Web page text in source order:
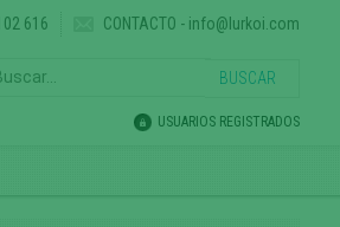
616 CONTACTO - info@lurkoi.com
USUARIOS REGISTRADOS